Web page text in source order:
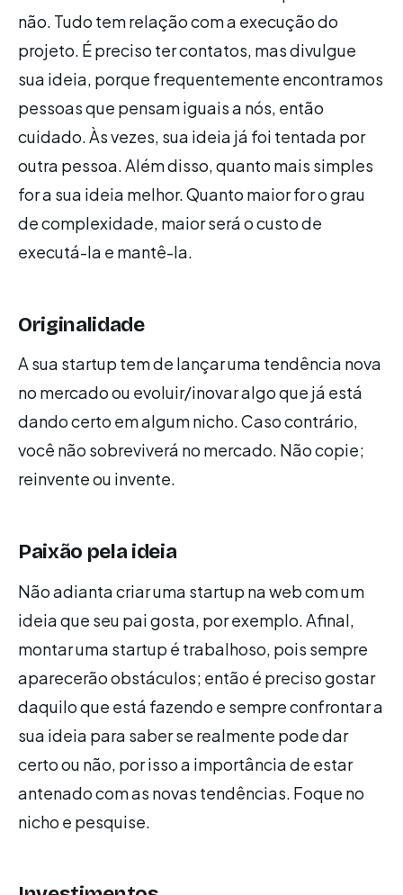
não. Tudo tem relação com a execução do
projeto. É preciso ter contatos, mas divulgue
sua ideia, porque frequentemente encontramos
pessoas que pensam iguais a nós, então
cuidado. Às vezes, sua ideia já foi tentada por
outra pessoa. Além disso, quanto mais simples
for a sua ideia melhor. Quanto maior for o grau
de complexidade, maior será o custo de
executá-la e mantê-la.
Originalidade
A sua startup tem de lançar uma tendência nova
no mercado ou evoluir/inovar algo que já está
dando certo em algum nicho. Caso contrário,
você não sobreviverá no mercado. Não copie;
reinvente ou invente.
Paixão pela ideia
Não adianta criar uma startup na web com um
ideia que seu pai gosta, por exemplo. Afinal,
montar uma startup é trabalhoso, pois sempre
aparecerão obstáculos; então é preciso gostar
daquilo que está fazendo e sempre confrontar a
sua ideia para saber se realmente pode dar
certo ou não, por isso a importância de estar
antenado com as novas tendências. Foque no
nicho e pesquise.